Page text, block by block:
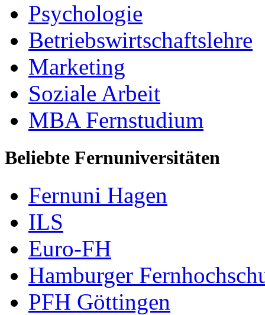
Psychologie
Betriebswirtschaftslehre
Marketing
Soziale Arbeit
MBA Fernstudium
Beliebte Fernuniversitäten
Fernuni Hagen
ILS
Euro-FH
Hamburger
PFH Göttingen